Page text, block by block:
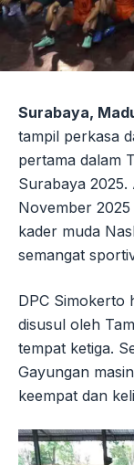
Surabaya,
tampil perkasa
pertama dalam
Surabaya 2025.
November
kader muda
semangat
DPC Simokerto
disusul oleh
tempat ketiga.
Gayungan
keempat dan